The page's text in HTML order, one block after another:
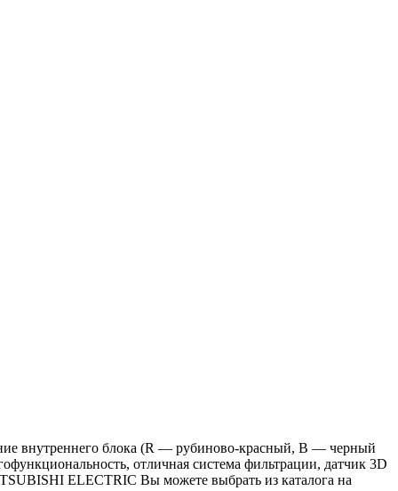
внутреннего блока (R — рубиново-красный, B — черный
отличная система фильтрации, датчик 3D
ELECTRIC Вы можете выбрать из каталога на